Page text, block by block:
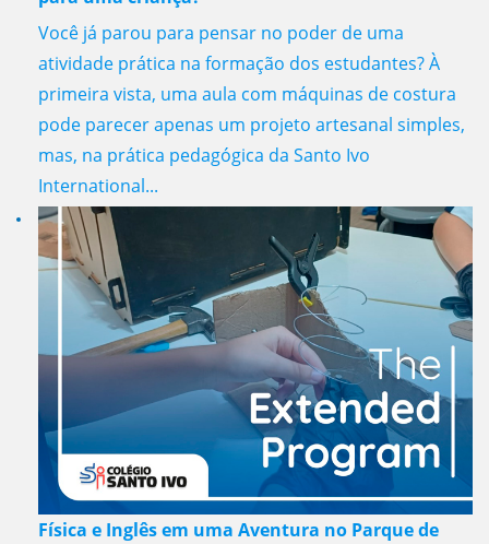
Você já parou para pensar no poder de uma
atividade prática na formação dos estudantes? À
primeira vista, uma aula com máquinas de costura
pode parecer apenas um projeto artesanal simples,
mas, na prática pedagógica da Santo Ivo
International...
Física e Inglês em uma Aventura no Parque de